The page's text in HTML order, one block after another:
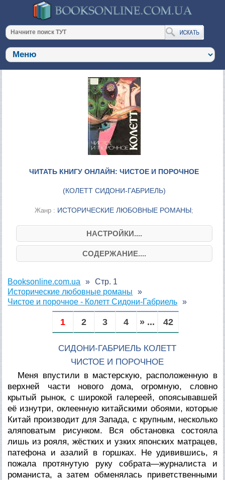
ЧИТАТЬ КНИГУ ОНЛАЙН: ЧИСТОЕ И ПОРОЧНОЕ
(КОЛЕТТ СИДОНИ-ГАБРИЕЛЬ)
Жанр : ИСТОРИЧЕСКИЕ ЛЮБОВНЫЕ РОМАНЫ;
НАСТРОЙКИ....
СОДЕРЖАНИЕ....
Booksonline.com.ua
Исторические любовные романы
Чистое и порочное - Колетт Сидони-Габриель
Стр. 1
1 2 3 4 » ... 42
СИДОНИ-ГАБРИЕЛЬ КОЛЕТТ
ЧИСТОЕ И ПОРОЧНОЕ
Меня впустили в мастерскую, расположенную в
верхней части нового дома, огромную, словно
крытый рынок, с широкой галереей, опоясывавшей
её изнутри, оклеенную китайскими обоями, которые
Китай производит для Запада, с крупным, несколько
аляповатым рисунком. Вся обстановка состояла
лишь из рояля, жёстких и узких японских матрацев,
патефона и азалий в горшках. Не удивившись, я
пожала протянутую руку собрата—журналиста и
романиста, а затем обменялась приветственными